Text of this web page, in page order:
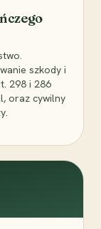
szkody i
298 i 286
oraz cywilny